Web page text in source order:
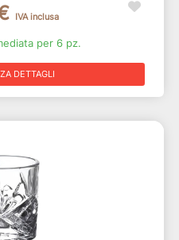
IVA inclusa
per 6 pz.
DETTAGLI